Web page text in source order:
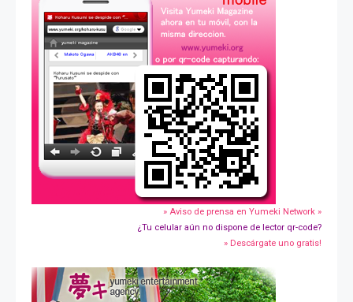
» Aviso de prensa en Yumeki Network »
¿Tu celular aún no dispone de lector qr-code?
» Descárgate uno gratis!